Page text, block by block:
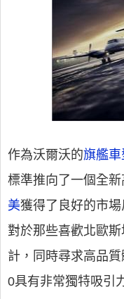
作為沃爾沃的旗艦車
標準推向了一個全
美獲得了良好的市場
對於那些喜歡北歐
計，同時尋求高品
0具有非常獨特吸引